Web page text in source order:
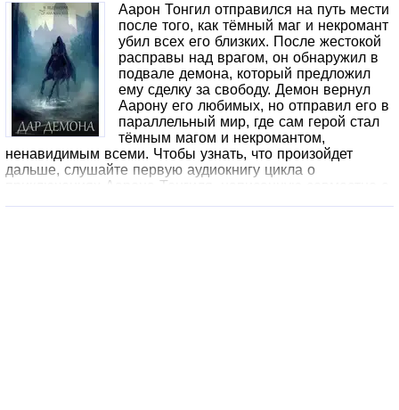
Аарон Тонгил отправился на путь мести
после того, как тёмный маг и некромант
убил всех его близких. После жестокой
расправы над врагом, он обнаружил в
подвале демона, который предложил
ему сделку за свободу. Демон вернул
Аарону его любимых, но отправил его в
параллельный мир, где сам герой стал
тёмным магом и некромантом,
ненавидимым всеми. Чтобы узнать, что произойдет
дальше, слушайте первую аудиокнигу цикла о
приключениях Аарона Тонгиля, написанную совместно с